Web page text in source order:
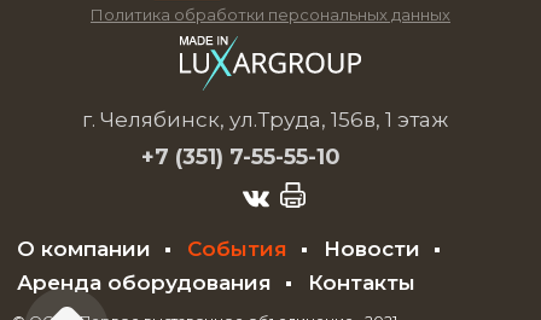
Политика обработки персональных данных
г. Челябинск, ул.Труда, 156в, 1 этаж
+7 (351) 7-55-55-10
О компании События
Новости
Аренда оборудования
Контакты